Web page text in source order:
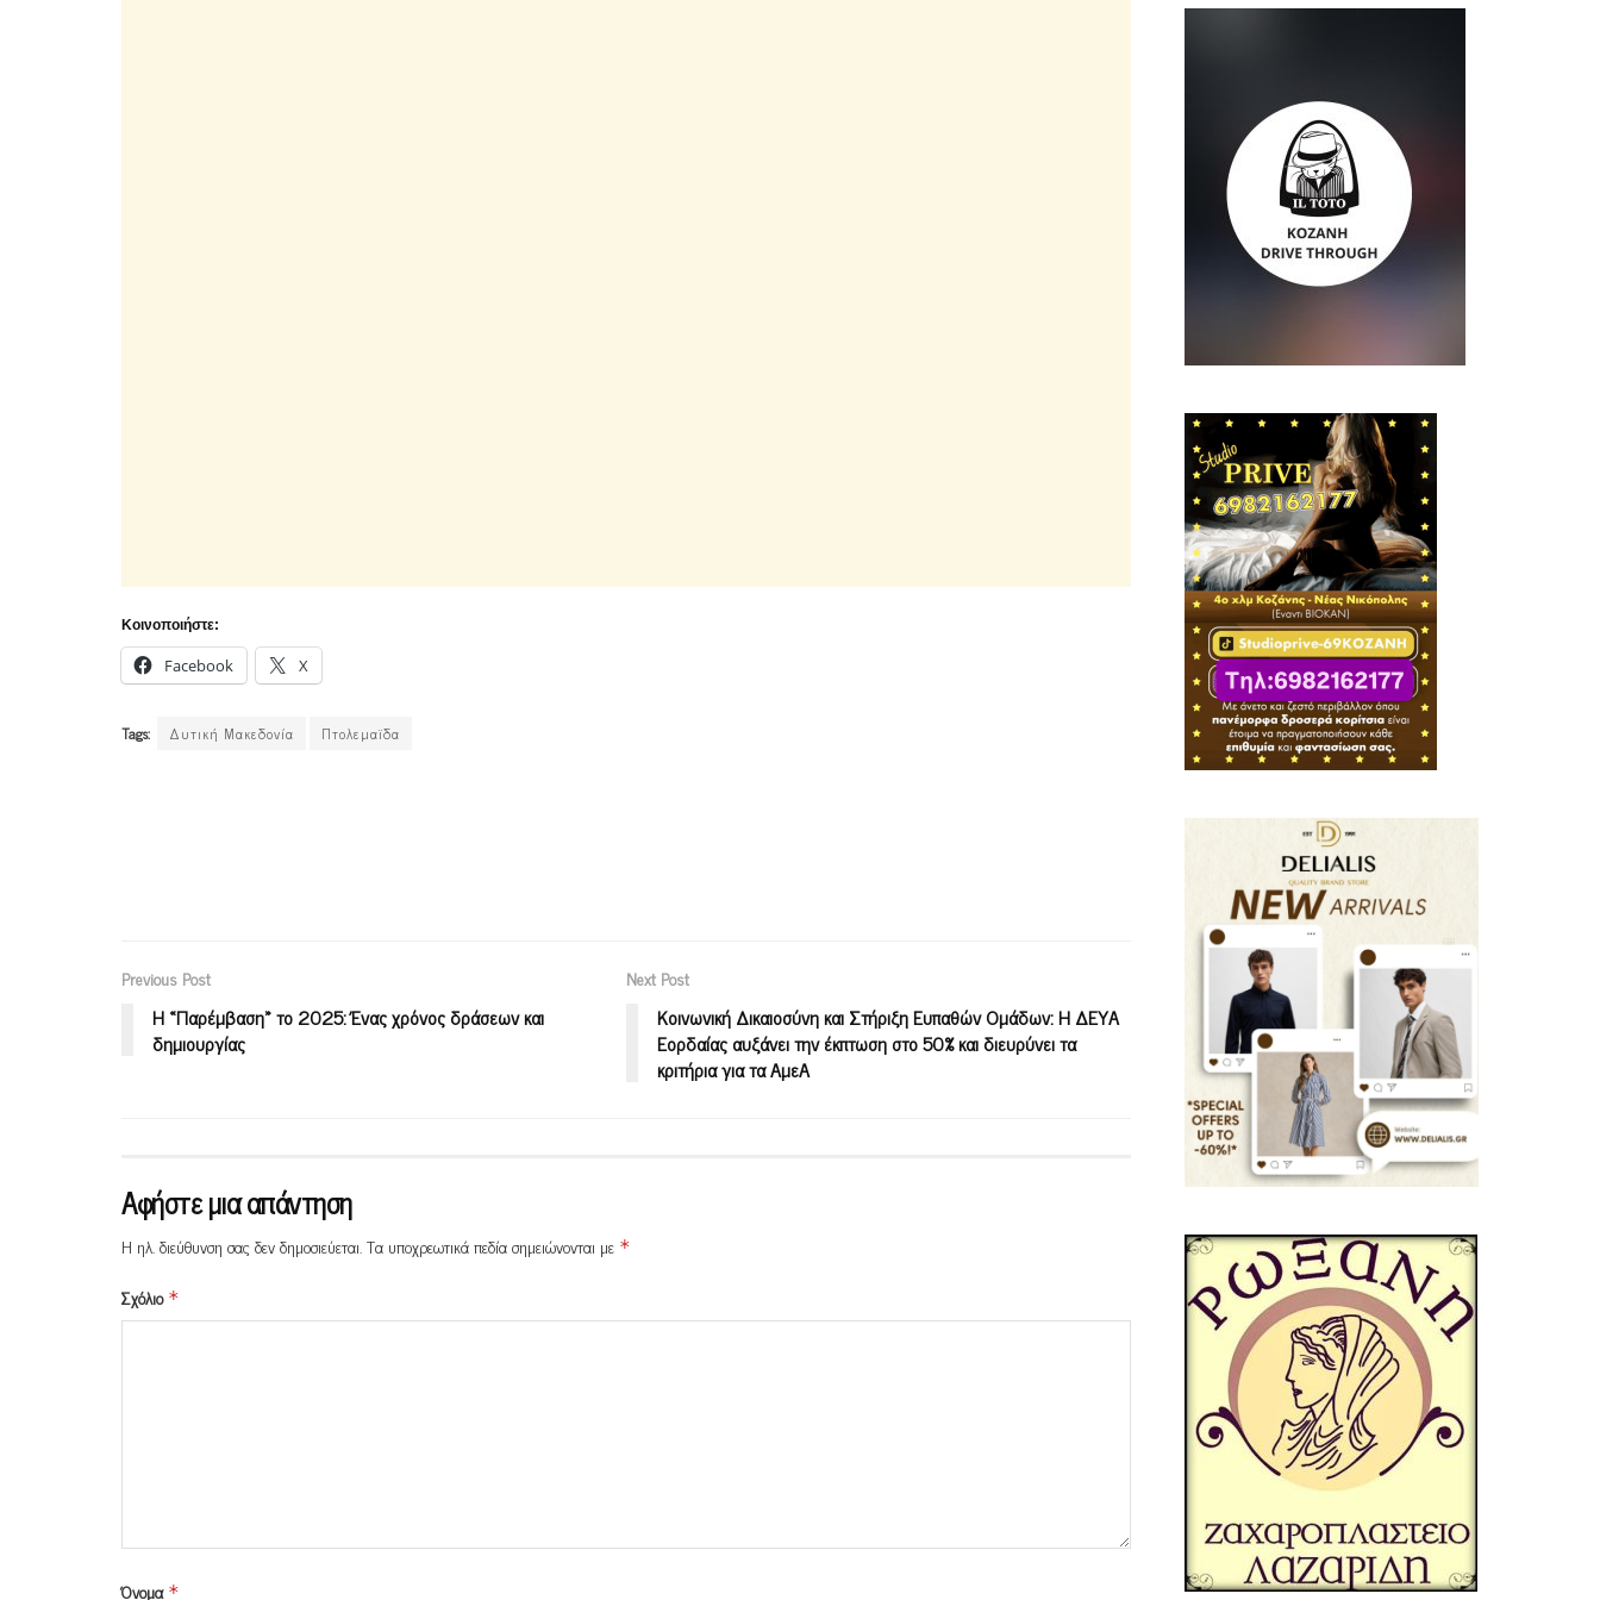
Κοινοποιήστε:
Facebook X
Tags: Δυτική Μακεδονία Πτολεμαϊδα
Previous Post
Η «Παρέμβαση» το 2025: Ένας χρόνος δράσεων και
δημιουργίας
Next Post
Κοινωνική Δικαιοσύνη και Στήριξη Ευπαθών Ομάδων: Η ΔΕΥΑ
Εορδαίας αυξάνει την έκπτωση στο 50% και διευρύνει τα
κριτήρια για τα ΑμεΑ
Αφήστε μια απάντηση
Η ηλ. διεύθυνση σας δεν δημοσιεύεται.Τα υποχρεωτικά πεδία σημειώνονται με *
Σχόλιο *
Όνομα *